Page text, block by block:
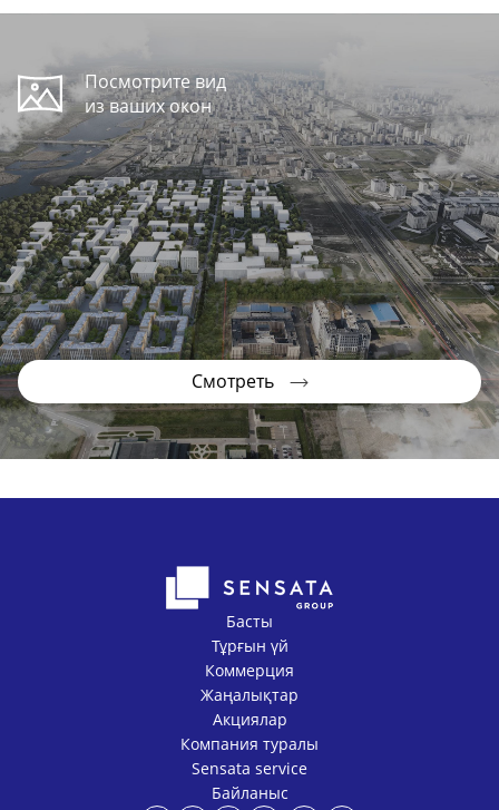
Посмотрите вид
из ваших окон
Смотреть
Басты
Тұрғын үй
Коммерция
Жаңалықтар
Акциялар
Компания туралы
Sensata service
Байланыс